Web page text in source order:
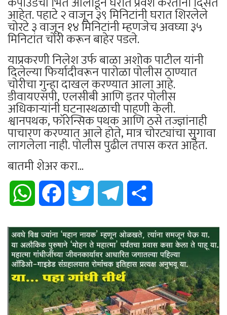
आहेत. पहाटे २ वाजून ३९ मिनिटांनी घरात शिरलेले
चोरटे ३ वाजून १४ मिनिटांनी म्हणजेच अवघ्या ३५
मिनिटांत चोरी करून बाहेर पडले.
याप्रकरणी निलेश उर्फ बाळा अशोक पाटील यांनी
दिलेल्या फिर्यादीवरून पारोळा पोलीस ठाण्यात
चोरीचा गुन्हा दाखल करण्यात आला आहे.
डीवायएसपी, एलसीबी आणि इतर पोलीस
अधिकाऱ्यांनी घटनास्थळाची पाहणी केली.
श्वानपथक, फॉरेन्सिक पथक आणि ठसे तज्ज्ञांनाही
पाचारण करण्यात आले होते, मात्र चोरट्यांचा सुगावा
लागलेला नाही. पोलीस पुढील तपास करत आहेत.
बातमी शेअर करा...
WhatsApp Facebook Twitter Telegram